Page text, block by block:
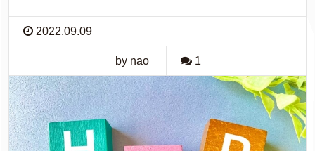
2022.09.09
by nao 1